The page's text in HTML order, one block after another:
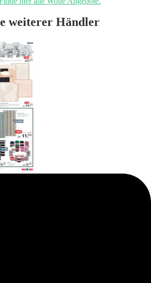
weiterer Händler